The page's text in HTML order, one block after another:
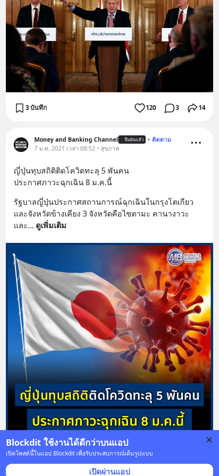
Blockdit ใช้งานได้ดีกว่าบนแอป
เปิดโพสต์นี้ในแอป Blockdit เพื่อรับประสบการณ์เต็มรูปแบบ
เปิดผ่านแอป
3 บันทึก 120 3 14
Money and Banking Channel ยืนยันแล้ว • ติดตาม
7 ม.ค. 2021 เวลา 08:52 • สุขภาพ
ญี่ปุ่นทุบสถิติติดโควิดทะลุ 5 พันคน
ประกาศภาวะฉุกเฉิน 8 ม.ค.นี้
รัฐบาลญี่ปุ่นประกาศสถานการณ์ฉุกเฉินในกรุงโตเกียว
และจังหวัดข้างเคียง 3 จังหวัดคือไซตามะ คานางาวะ
และ... ดูเพิ่มเติม
บันทึก